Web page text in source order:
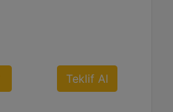
Teklif Al